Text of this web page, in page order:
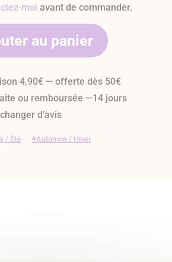
moi avant de commander.
au panier
4,90€ — offerte dès 50€
ou remboursée —14 jours
d’avis
/ Été Automne / Hiver